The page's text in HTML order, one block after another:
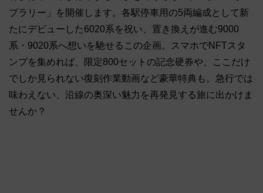
プラリー」を開催します。各駅停車用の5両編成として新
たにデビューした6020系を祝い、置き換えが進む9000
系・9020系へ想いを馳せるこの企画。スマホでNFTスタ
ンプを集めれば、限定800セットの記念硬券や、ここだけ
でしか見られない復刻作業動画など豪華特典も。急行では
味わえない、沿線の奥深い魅力を再発見する旅に出かけま
せんか？